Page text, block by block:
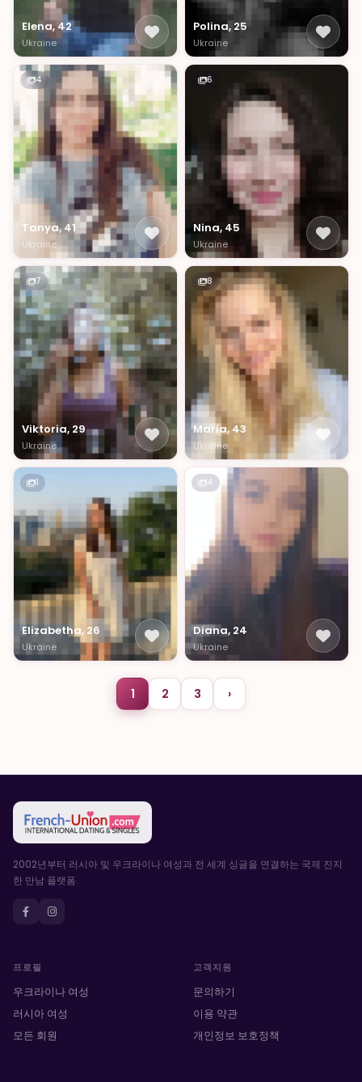
Elena, 42
Ukraine
Polina, 25
Ukraine
4
Tanya, 41
Ukraine
6
Nina, 45
Ukraine
7
Viktoria, 29
Ukraine
8
Maria, 43
Ukraine
1
Elizabetha, 26
Ukraine
4
Diana, 24
Ukraine
1 2 3 ›
2002년부터 러시아 및 우크라이나 여성과 전 세계 싱글을 연결하는 국제 진지
한 만남 플랫폼.
프로필
우크라이나 여성
러시아 여성
모든 회원
고객지원
문의하기
이용 약관
개인정보 보호정책